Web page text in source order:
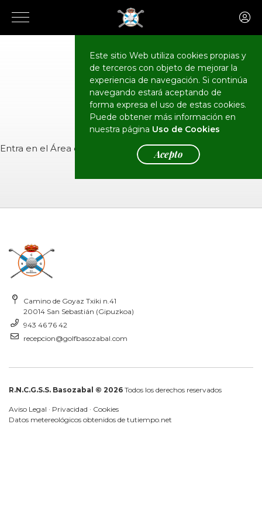
Este sitio Web utiliza cookies propias y
de terceros con objeto de mejorar la
experiencia de navegación. Si continúa
navegando estará aceptando de
forma expresa el uso de estas cookies.
Puede obtener más información en
nuestra página Uso de Cookies
Acepto
CALENDARIO
Eventos
Entra en el Área de Socios para ver el evento.
Camino de Goyaz Txiki n.41
20014 San Sebastián (Gipuzkoa)
943 46 76 42
recepcion@golfbasozabal.com
R.N.C.G.S.S. Basozabal © 2026 Todos los derechos reservados
Aviso Legal · Privacidad · Cookies
Datos metereológicos obtenidos de tutiempo.net